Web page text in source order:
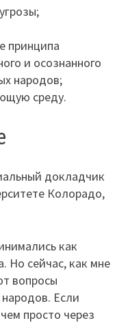
принципа
и осознанного
народов;
среду.
докладчик
Колорадо,
как
Но сейчас, как мне
вопросы
Если
просто через